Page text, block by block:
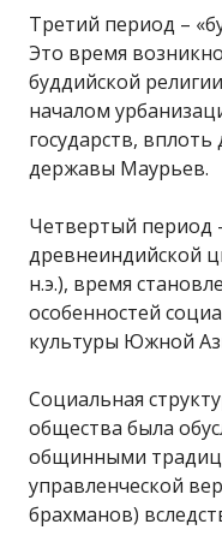
Третий период –
Это время
буддийской
началом
государств,
державы Маурьев.
Четвертый период
древнеиндийской
н.э.), время
особенностей
культуры Южной
Социальная
общества была
общинными
управленческой
брахманов)